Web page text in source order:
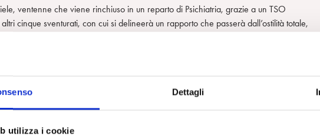
Dettagli
utilizza i cookie
ventenne che viene rinchiuso in un reparto di Psichiatria, grazie a un TSO
cinque sventurati, con cui si delineerà un rapporto che passerà dall’ostilità totale,
profonda.
a Ostia e ad Anzio (Ospedale Militare) .
di un’esperienza forte, affettiva, di condivisione e di solidarietà tra un gruppo di
ad affrontarla, né la loro fragilità. Vivono un’esperienza importante anche se
sa chiunque abbia avuto conoscenza, anche per percorsi lavorativi, di un reparto